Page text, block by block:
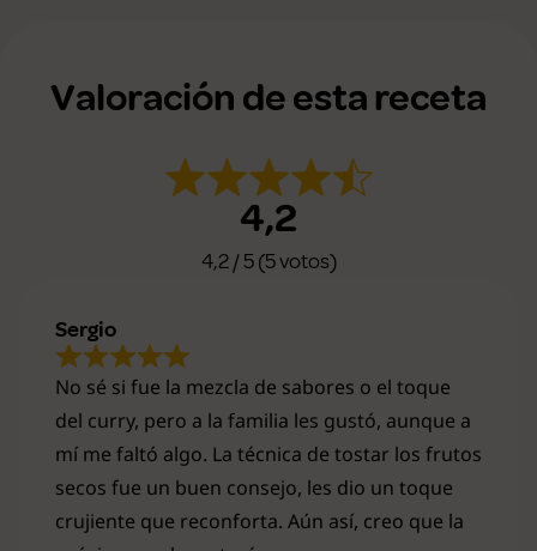
Valoración de esta receta
4,2
4,2 / 5 (5 votos)
No sé si fue la mezcla de sabores o el toque
del curry, pero a la familia les gustó, aunque a
mí me faltó algo. La técnica de tostar los frutos
secos fue un buen consejo, les dio un toque
crujiente que reconforta. Aún así, creo que la
Sergio